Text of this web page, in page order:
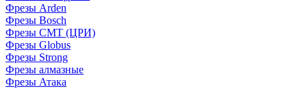
Фрезы Arden
Фрезы Bosch
Фрезы CMT (ЦРИ)
Фрезы Globus
Фрезы Strong
Фрезы алмазные
Фрезы Атака